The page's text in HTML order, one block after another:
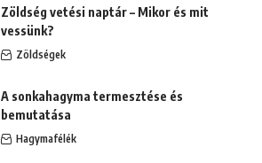
Zöldség vetési naptár – Mikor és mit
vessünk?
Zöldségek
A sonkahagyma termesztése és
bemutatása
Hagymafélék